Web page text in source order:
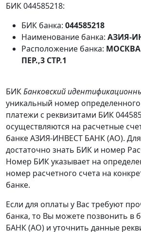
БИК 044585218:
БИК банка: 044585218
Наименование банка: АЗИЯ-
Расположение банка:
ПЕР.,3 СТР.1
БИКБанковский
уникальный номер определенного
платежи с реквизитами БИК
осуществляются на расчетные
банке АЗИЯ-ИНВЕСТ БАНК (АО).
достаточно знать БИК и номер
Номер БИК указывает на
номер расчетного счета на
банке.
Если для оплаты у Вас требуют
банка, то Вы можете позвонить в
БАНК (АО) и уточнить данные